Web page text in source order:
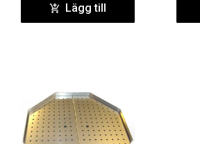
Lägg till